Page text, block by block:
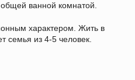
ванной комнатой.
характером. Жить в
семья из 4-5 человек.